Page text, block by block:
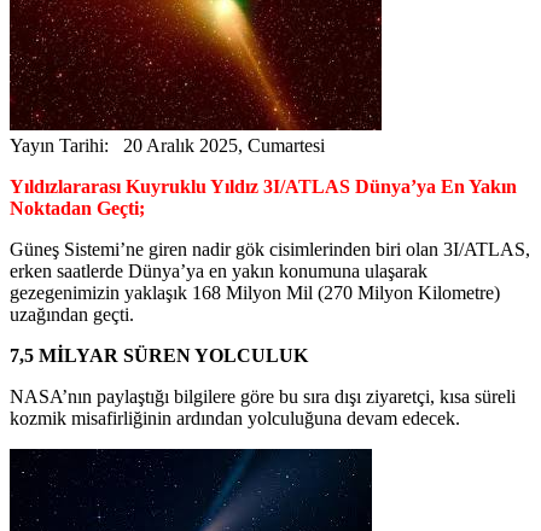
Yayın Tarihi: 20 Aralık 2025, Cumartesi
Yıldızlararası Kuyruklu Yıldız 3I/ATLAS Dünya’ya En Yakın
Noktadan Geçti;
Güneş Sistemi’ne giren nadir gök cisimlerinden biri olan 3I/ATLAS,
erken saatlerde Dünya’ya en yakın konumuna ulaşarak
gezegenimizin yaklaşık 168 Milyon Mil (270 Milyon Kilometre)
uzağından geçti.
7,5 MİLYAR SÜREN YOLCULUK
NASA’nın paylaştığı bilgilere göre bu sıra dışı ziyaretçi, kısa süreli
kozmik misafirliğinin ardından yolculuğuna devam edecek.